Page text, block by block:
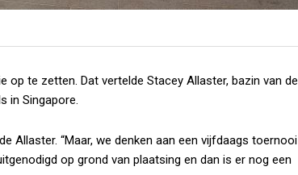
te zetten. Dat vertelde Stacey Allaster, bazin van de
in Singapore.
Allaster. “Maar, we denken aan een vijfdaags toernooi
op grond van plaatsing en dan is er nog een